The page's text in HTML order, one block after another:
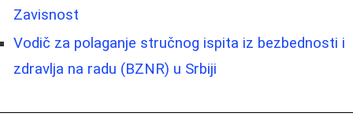
Zavisnost
Vodič za polaganje stručnog ispita iz bezbednosti i
zdravlja na radu (BZNR) u Srbiji